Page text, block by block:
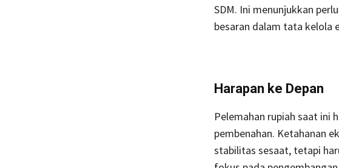
SDM. Ini menunjukkan
besaran dalam tata kelola
Harapan ke Depan
Pelemahan rupiah saat ini
pembenahan. Ketahanan
stabilitas sesaat, tetapi